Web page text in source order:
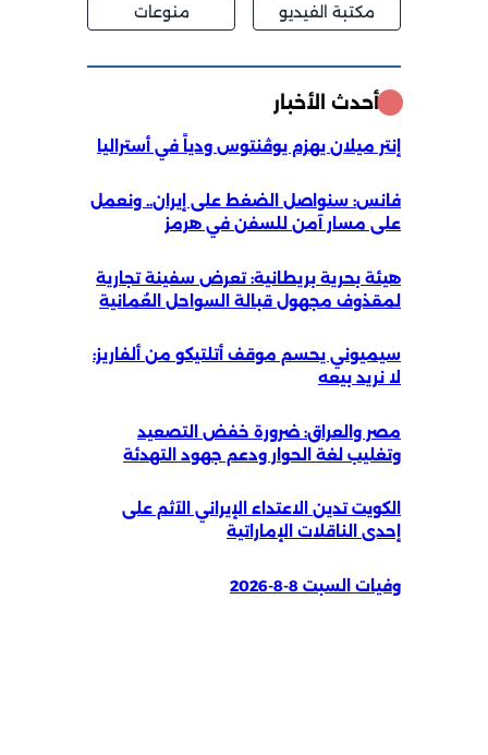
مكتبة الفيديو منوعات
أحدث الأخبار
إنتر ميلان يهزم يوڤنتوس ودياً في أستراليا
فانس: سنواصل الضغط على إيران.. ونعمل
على مسار آمن للسفن في هرمز
هيئة بحرية بريطانية: تعرض سفينة تجارية
لمقذوف مجهول قبالة السواحل العُمانية
سيميوني يحسم موقف أتلتيكو من ألفاريز:
لا نريد بيعه
مصر والعراق: ضرورة خفض التصعيد
وتغليب لغة الحوار ودعم جهود التهدئة
الكويت تدين الاعتداء الإيراني الآثم على
إحدى الناقلات الإماراتية
وفيات السبت 8-8-2026